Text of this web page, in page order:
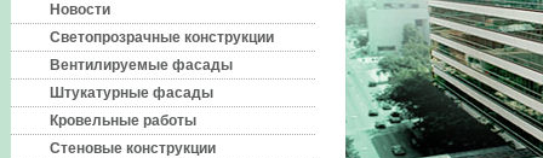
Новости
Светопрозрачные конструкции
Вентилируемые фасады
Штукатурные фасады
Кровельные работы
Стеновые конструкции